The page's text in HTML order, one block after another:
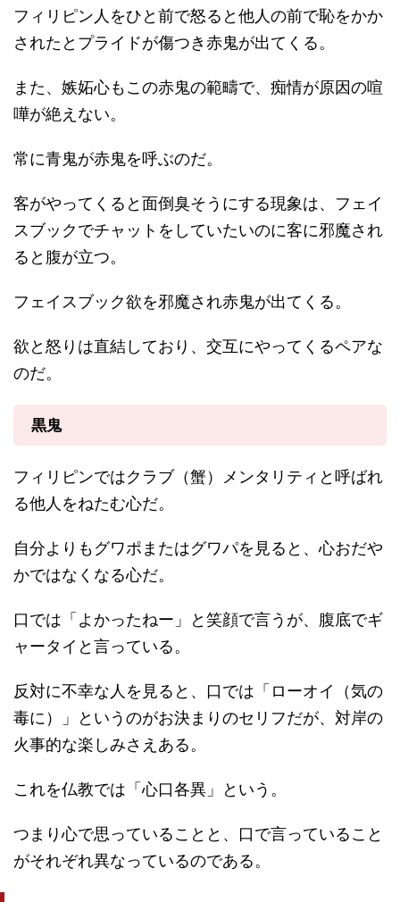
フィリピン人をひと前で怒ると他人の前で恥をかか
されたとプライドが傷つき赤鬼が出てくる。
また、嫉妬心もこの赤鬼の範疇で、痴情が原因の喧
嘩が絶えない。
常に青鬼が赤鬼を呼ぶのだ。
客がやってくると面倒臭そうにする現象は、フェイ
スブックでチャットをしていたいのに客に邪魔され
ると腹が立つ。
フェイスブック欲を邪魔され赤鬼が出てくる。
欲と怒りは直結しており、交互にやってくるペアな
のだ。
黒鬼
フィリピンではクラブ（蟹）メンタリティと呼ばれ
る他人をねたむ心だ。
自分よりもグワポまたはグワパを見ると、心おだや
かではなくなる心だ。
口では「よかったねー」と笑顔で言うが、腹底でギ
ャータイと言っている。
反対に不幸な人を見ると、口では「ローオイ（気の
毒に）」というのがお決まりのセリフだが、対岸の
火事的な楽しみさえある。
これを仏教では「心口各異」という。
つまり心で思っていることと、口で言っていること
がそれぞれ異なっているのである。